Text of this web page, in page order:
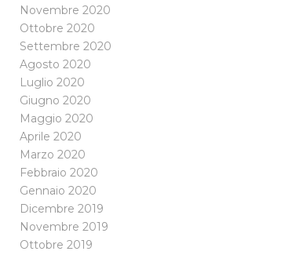
Novembre 2020
Ottobre 2020
Settembre 2020
Agosto 2020
Luglio 2020
Giugno 2020
Maggio 2020
Aprile 2020
Marzo 2020
Febbraio 2020
Gennaio 2020
Dicembre 2019
Novembre 2019
Ottobre 2019